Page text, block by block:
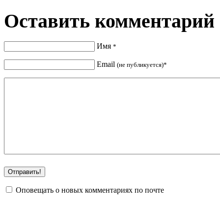
Оставить комментарий
Имя *
Email (не публикуется)*
Оповещать о новых комментариях по почте